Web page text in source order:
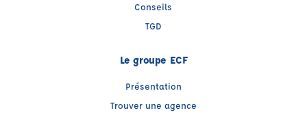
Conseils
TGD
Le groupe ECF
Présentation
Trouver une agence